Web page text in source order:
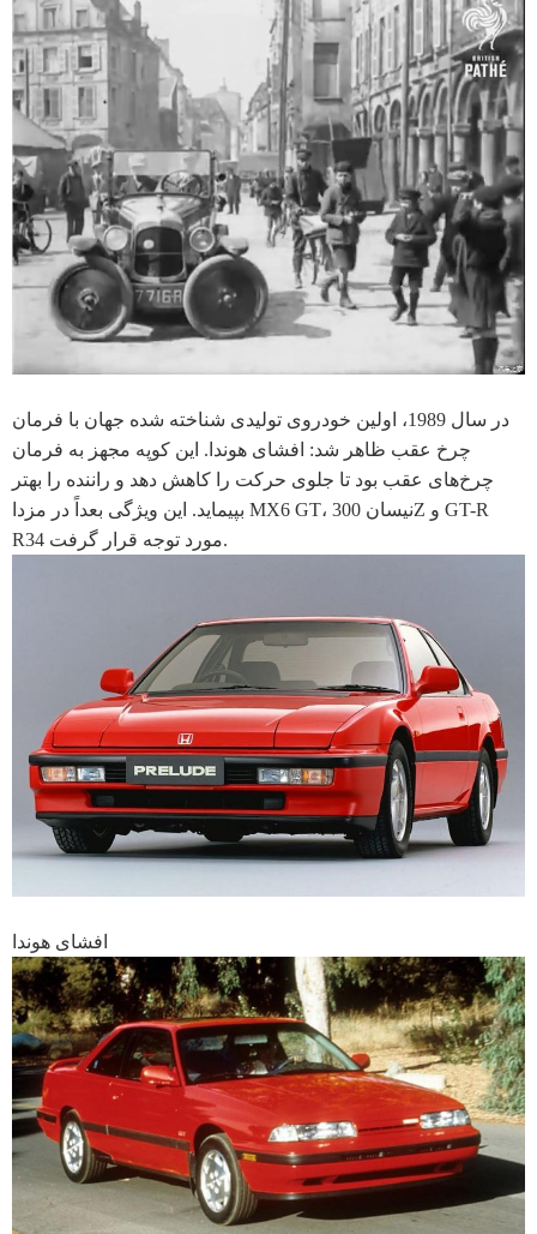
در سال 1989، اولین خودروی تولیدی شناخته شده جهان با فرمان
چرخ عقب ظاهر شد: افشای هوندا. این کوپه مجهز به فرمان
چرخ‌های عقب بود تا جلوی حرکت را کاهش دهد و راننده را بهتر
بپیماید. این ویژگی بعداً در مزدا MX6 GT، نیسان 300Z و GT-R
R34 مورد توجه قرار گرفت.
افشای هوندا